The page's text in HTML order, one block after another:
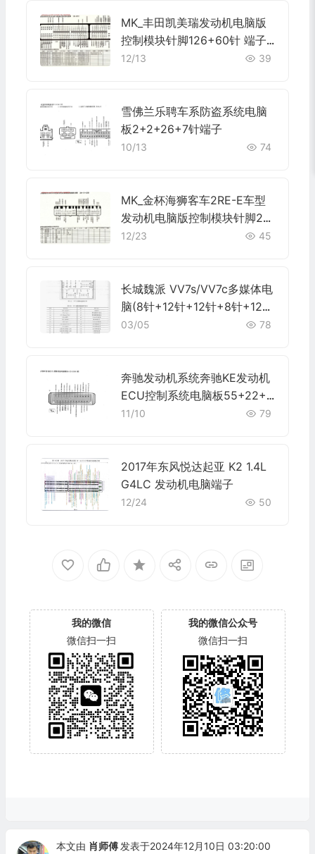
MK_丰田凯美瑞发动机电脑版
控制模块针脚126+60针 端子
图
12/13 39
雪佛兰乐聘车系防盗系统电脑
板2+2+26+7针端子
10/13 74
MK_金杯海狮客车2RE-E车型
发动机电脑版控制模块针脚26
+16+12针 端子图
12/23 45
长城魏派 VV7s/VV7c多媒体电
脑(8针+12针+12针+8针+12
针)端子
03/05 78
奔驰发动机系统奔驰KE发动机
ECU控制系统电脑板55+22+2
5针(续)端子
11/10 79
2017年东风悦达起亚 K2 1.4L
G4LC 发动机电脑端子
12/24 50
我的微信
微信扫一扫
我的微信公众号
微信扫一扫
本文由 肖师傅 发表于2024年12月10日 03:20:00